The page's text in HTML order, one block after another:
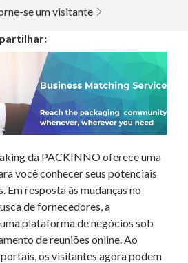
se um visitante
da PACKINNO oferece uma
você conhecer seus potenciais
Em resposta às mudanças no
de fornecedores, a
plataforma de negócios sob
de reuniões online. Ao
os visitantes agora podem